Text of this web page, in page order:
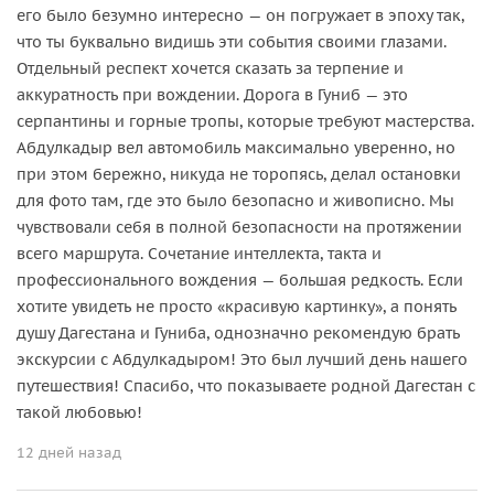
его было безумно интересно — он погружает в эпоху так,
что ты буквально видишь эти события своими глазами.
Отдельный респект хочется сказать за терпение и
аккуратность при вождении. Дорога в Гуниб — это
серпантины и горные тропы, которые требуют мастерства.
Абдулкадыр вел автомобиль максимально уверенно, но
при этом бережно, никуда не торопясь, делал остановки
для фото там, где это было безопасно и живописно. Мы
чувствовали себя в полной безопасности на протяжении
всего маршрута. Сочетание интеллекта, такта и
профессионального вождения — большая редкость. Если
хотите увидеть не просто «красивую картинку», а понять
душу Дагестана и Гуниба, однозначно рекомендую брать
экскурсии с Абдулкадыром! Это был лучший день нашего
путешествия! Спасибо, что показываете родной Дагестан с
такой любовью!
12 дней назад